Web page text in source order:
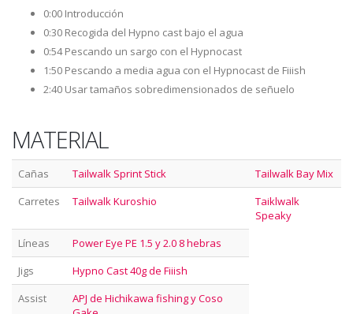
0:00 Introducción
0:30 Recogida del Hypno cast bajo el agua
0:54 Pescando un sargo con el Hypnocast
1:50 Pescando a media agua con el Hypnocast de Fiiish
2:40 Usar tamaños sobredimensionados de señuelo
MATERIAL
Cañas Tailwalk Sprint Stick
Tailwalk Bay Mix
Carretes
Tailwalk Kuroshio
Taiklwalk
Speaky
Líneas
Power Eye PE 1.5 y 2.0 8 hebras
Jigs
Hypno Cast 40g de Fiiish
Assist
APJ de Hichikawa fishing y Coso